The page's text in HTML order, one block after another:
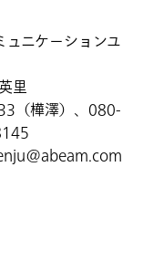
ニケーションユ
里
（樺澤）、080-